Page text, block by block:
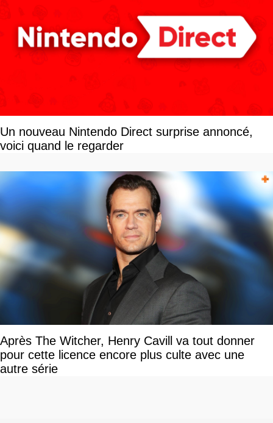
Un nouveau Nintendo Direct surprise annoncé,
voici quand le regarder
Après The Witcher, Henry Cavill va tout donner
pour cette licence encore plus culte avec une
autre série